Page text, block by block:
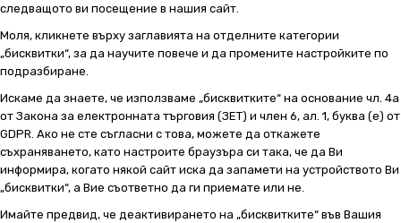
следващото ви посещение в нашия сайт.
Моля, кликнете върху заглавията на отделните категории
„бисквитки“, за да научите повече и да промените настройките по
подразбиране.
Искаме да знаете, че използваме „бисквитките“ на основание чл. 4а
от Закона за електронната търговия (ЗЕТ) и член 6, ал. 1, буква (е) от
GDPR. Ако не сте съгласни с това, можете да откажете
съхраняването, като настроите браузъра си така, че да Ви
информира, когато някой сайт иска да запамети на устройството Ви
„бисквитки“, а Вие съответно да ги приемате или не.
Имайте предвид, че деактивирането на „бисквитките“ във Вашия